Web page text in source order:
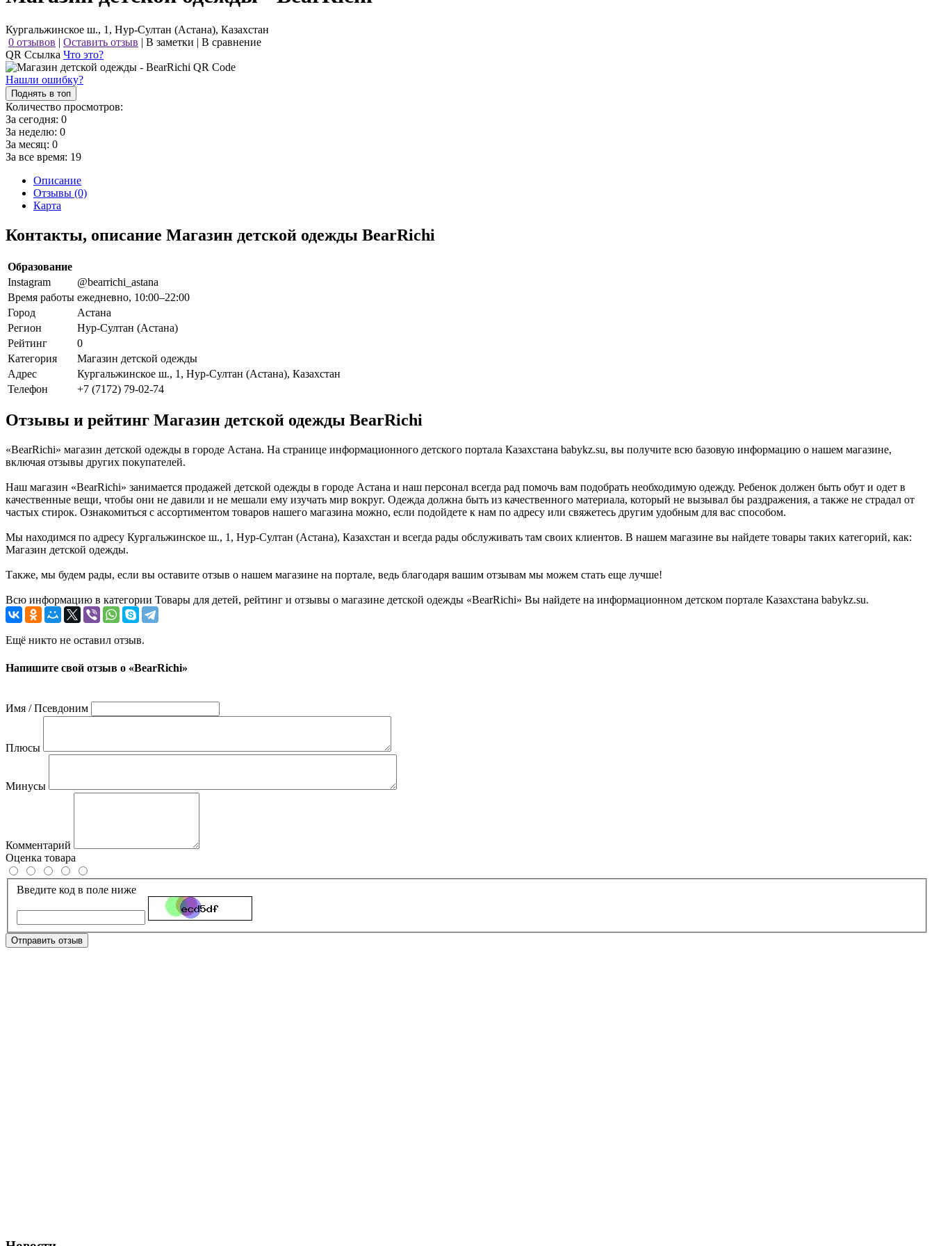
Кургальжинское ш., 1, Нур-Султан (Астана), Казахстан
0 отзывов | Оставить отзыв | В заметки | В сравнение
QR Ссылка Что это?
Нашли ошибку?
Поднять в топ
Количество просмотров:
За сегодня: 0
За неделю: 0
За месяц: 0
За все время: 19
Описание
Отзывы (0)
Карта
Контакты, описание Магазин детской одежды BearRichi
Образование
Instagram
@bearrichi_astana
Время работы ежедневно, 10:00–22:00
Город
Астана
Регион
Нур-Султан (Астана)
Рейтинг
0
Категория
Магазин детской одежды
Адрес
Кургальжинское ш., 1, Нур-Султан (Астана), Казахстан
Телефон
+7 (7172) 79-02-74
Отзывы и рейтинг Магазин детской одежды BearRichi
«BearRichi» магазин детской одежды в городе Астана. На странице информационного детского портала Казахстана babykz.su, вы получите всю базовую информацию о нашем магазине,
включая отзывы других покупателей.
Наш магазин «BearRichi» занимается продажей детской одежды в городе Астана и наш персонал всегда рад помочь вам подобрать необходимую одежду. Ребенок должен быть обут и одет в
качественные вещи, чтобы они не давили и не мешали ему изучать мир вокруг. Одежда должна быть из качественного материала, который не вызывал бы раздражения, а также не страдал от
частых стирок. Ознакомиться с ассортиментом товаров нашего магазина можно, если подойдете к нам по адресу или свяжетесь другим удобным для вас способом.
Мы находимся по адресу Кургальжинское ш., 1, Нур-Султан (Астана), Казахстан и всегда рады обслуживать там своих клиентов. В нашем магазине вы найдете товары таких категорий, как:
Магазин детской одежды.
Также, мы будем рады, если вы оставите отзыв о нашем магазине на портале, ведь благодаря вашим отзывам мы можем стать еще лучше!
Всю информацию в категории Товары для детей, рейтинг и отзывы о магазине детской одежды «BearRichi» Вы найдете на информационном детском портале Казахстана babykz.su.
Ещё никто не оставил отзыв.
Напишите свой отзыв о «BearRichi»
Имя / Псевдоним
Плюсы
Минусы
Комментарий
Оценка товара
Введите код в поле ниже
Отправить отзыв